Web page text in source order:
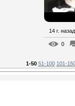
14 г. назад
0
1-50 51-100 101-